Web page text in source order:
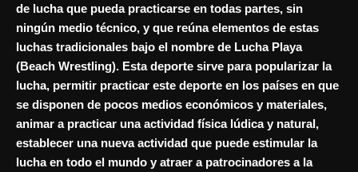
de lucha que pueda practicarse en todas partes, sin
ningún medio técnico, y que reúna elementos de estas
luchas tradicionales bajo el nombre de Lucha Playa
(Beach Wrestling). Esta deporte sirve para popularizar la
lucha, permitir practicar este deporte en los países en que
se disponen de pocos medios económicos y materiales,
animar a practicar una actividad física lúdica y natural,
establecer una nueva actividad que puede estimular la
lucha en todo el mundo y atraer a patrocinadores a la